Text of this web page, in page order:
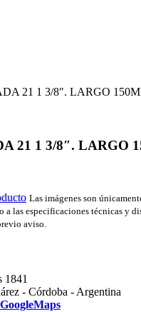
21 1 3/8″. LARGO
21 1 3/8″. LARGO
Las imágenes son
las especificaciones técnicas y
aviso.
1841
- Córdoba - Argentina
GoogleMaps